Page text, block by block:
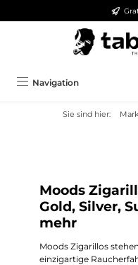
Navigation
Sie sind hier:
Moods
Gold, Silver,
mehr
Moods Zigarillos
einzigartige